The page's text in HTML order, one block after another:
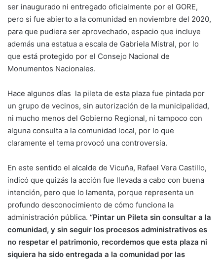
ser inaugurado ni entregado oficialmente por el GORE,
pero si fue abierto a la comunidad en noviembre del 2020,
para que pudiera ser aprovechado, espacio que incluye
además una estatua a escala de Gabriela Mistral, por lo
que está protegido por el Consejo Nacional de
Monumentos Nacionales.
Hace algunos días la pileta de esta plaza fue pintada por
un grupo de vecinos, sin autorización de la municipalidad,
ni mucho menos del Gobierno Regional, ni tampoco con
alguna consulta a la comunidad local, por lo que
claramente el tema provocó una controversia.
En este sentido el alcalde de Vicuña, Rafael Vera Castillo,
indicó que quizás la acción fue llevada a cabo con buena
intención, pero que lo lamenta, porque representa un
profundo desconocimiento de cómo funciona la
administración pública. “Pintar un Pileta sin consultar a la
comunidad, y sin seguir los procesos administrativos es
no respetar el patrimonio, recordemos que esta plaza ni
siquiera ha sido entregada a la comunidad por las